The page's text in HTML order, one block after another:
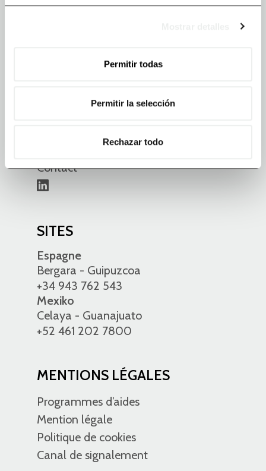
Permitir todas
Permitir la selección
Rechazar todo
Expérience client
Contact
SITES
Espagne
Bergara - Guipuzcoa
+34 943 762 543
Mexiko
Celaya - Guanajuato
+52 461 202 7800
MENTIONS LÉGALES
Programmes d’aides
Mention légale
Politique de cookies
Canal de signalement